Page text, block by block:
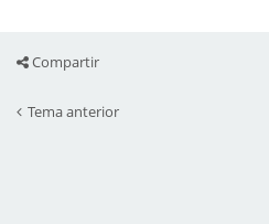
Compartir
Tema anterior